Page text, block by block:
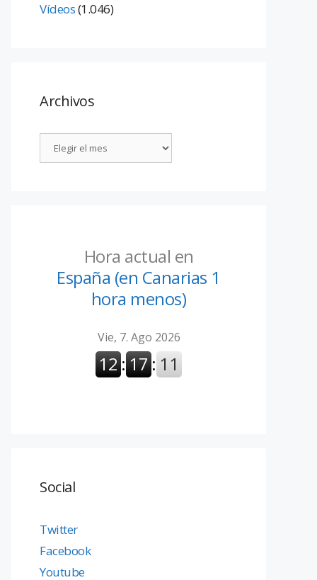
Vídeos(1.046)
Archivos
Hora actual en
España (en Canarias 1
hora menos)
Social
Twitter
Facebook
Youtube